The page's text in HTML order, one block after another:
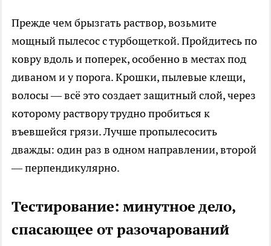
Прежде чем брызгать раствор, возьмите
мощный пылесос с турбощеткой. Пройдитесь по
ковру вдоль и поперек, особенно в местах под
диваном и у порога. Крошки, пылевые клещи,
волосы — всё это создает защитный слой, через
которому раствору трудно пробиться к
въевшейся грязи. Лучше пропылесосить
дважды: один раз в одном направлении, второй
— перпендикулярно.
Тестирование: минутное дело,
спасающее от разочарований